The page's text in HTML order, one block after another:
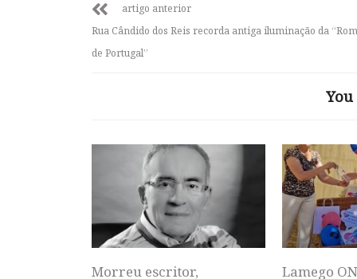
artigo anterior
Rua Cândido dos Reis recorda antiga iluminação da
de Portugal”
Morreu escritor, Lamego